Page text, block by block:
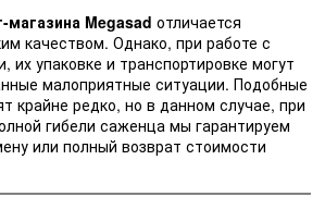
Megasad отличается
качеством. Однако, при работе с
упаковке и транспортировке могут
малоприятные ситуации. Подобные
крайне редко, но в данном случае, при
гибели саженца мы гарантируем
или полный возврат стоимости